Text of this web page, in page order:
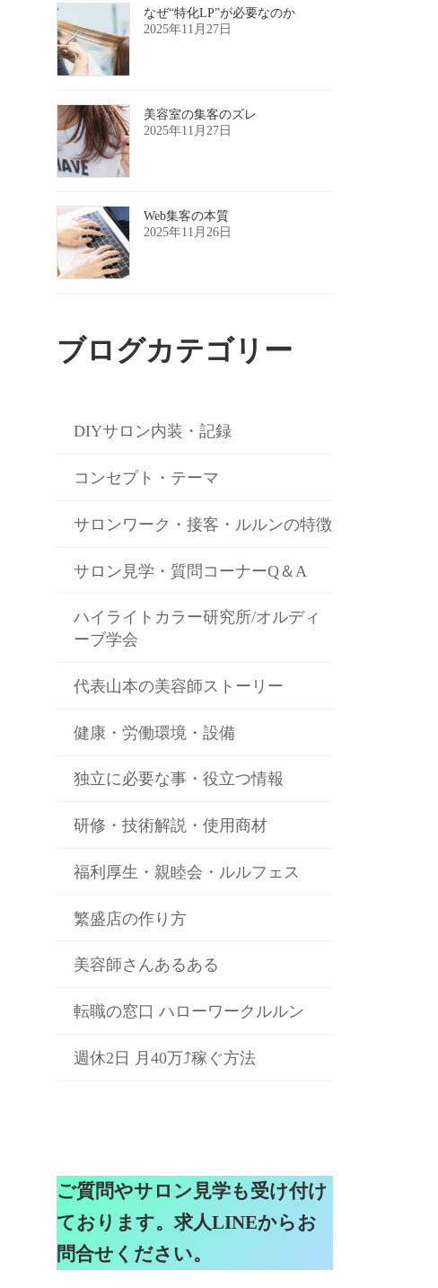
なぜ“特化LP”が必要なのか
2025年11月27日
美容室の集客のズレ
2025年11月27日
Web集客の本質
2025年11月26日
ブログカテゴリー
DIYサロン内装・記録
コンセプト・テーマ
サロンワーク・接客・ルルンの特徴
サロン見学・質問コーナーQ＆A
ハイライトカラー研究所/オルディ
ーブ学会
代表山本の美容師ストーリー
健康・労働環境・設備
独立に必要な事・役立つ情報
研修・技術解説・使用商材
福利厚生・親睦会・ルルフェス
繁盛店の作り方
美容師さんあるある
転職の窓口 ハローワークルルン
週休2日 月40万⤴稼ぐ方法
ご質問やサロン見学も受け付け
ております。求人LINEからお
問合せください。